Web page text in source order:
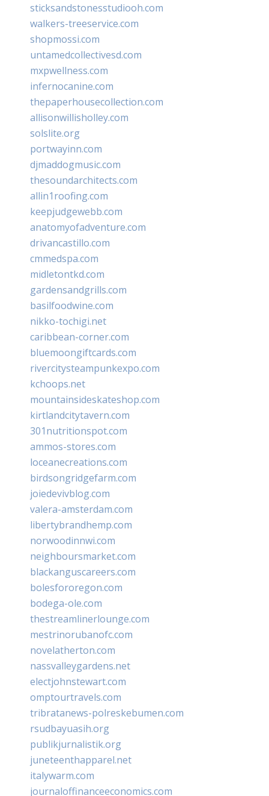
sticksandstonesstudiooh.com
walkers-treeservice.com
shopmossi.com
untamedcollectivesd.com
mxpwellness.com
infernocanine.com
thepaperhousecollection.com
allisonwillisholley.com
solslite.org
portwayinn.com
djmaddogmusic.com
thesoundarchitects.com
allin1roofing.com
keepjudgewebb.com
anatomyofadventure.com
drivancastillo.com
cmmedspa.com
midletontkd.com
gardensandgrills.com
basilfoodwine.com
nikko-tochigi.net
caribbean-corner.com
bluemoongiftcards.com
rivercitysteampunkexpo.com
kchoops.net
mountainsideskateshop.com
kirtlandcitytavern.com
301nutritionspot.com
ammos-stores.com
loceanecreations.com
birdsongridgefarm.com
joiedevivblog.com
valera-amsterdam.com
libertybrandhemp.com
norwoodinnwi.com
neighboursmarket.com
blackanguscareers.com
bolesfororegon.com
bodega-ole.com
thestreamlinerlounge.com
mestrinorubanofc.com
novelatherton.com
nassvalleygardens.net
electjohnstewart.com
omptourtravels.com
tribratanews-polreskebumen.com
rsudbayuasih.org
publikjurnalistik.org
juneteenthapparel.net
italywarm.com
journaloffinanceeconomics.com